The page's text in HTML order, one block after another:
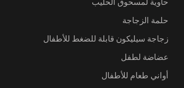
حاوية لمسحوق الحليب
حلمة الزجاجة
زجاجة سيليكون قابلة للضغط للأطفال
عضاضة لطفل
أواني طعام للأطفال